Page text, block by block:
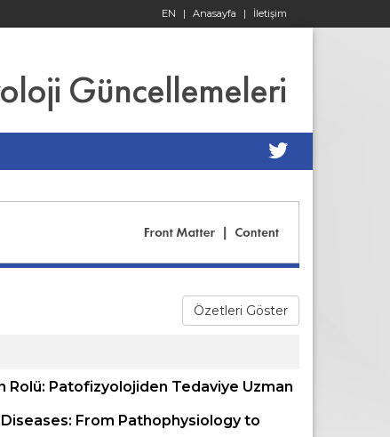
İletişim
Anasayfa |
EN |
Güncellemeleri
Özetleri Göster
Patofizyolojiden Tedaviye Uzman
From Pathophysiology to